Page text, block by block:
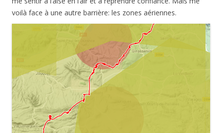
voilà face à une autre barrière: les zones aériennes.